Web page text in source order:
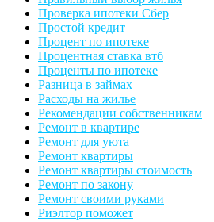
Проверка ипотеки Сбер
Простой кредит
Процент по ипотеке
Процентная ставка втб
Проценты по ипотеке
Разница в займах
Расходы на жилье
Рекомендации собственникам
Ремонт в квартире
Ремонт для уюта
Ремонт квартиры
Ремонт квартиры стоимость
Ремонт по закону
Ремонт своими руками
Риэлтор поможет